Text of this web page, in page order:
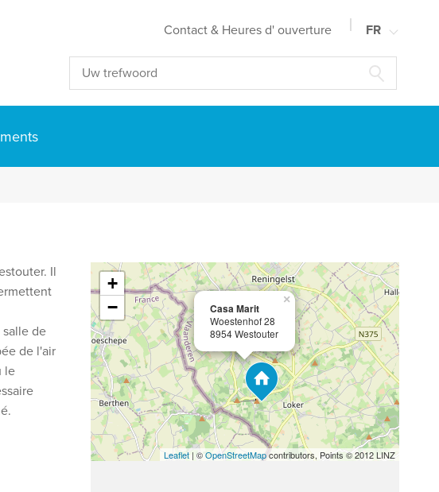
Contact & Heures d' ouverture FR
NL
Il
salle de
de l'air
le
Casa Marit
Woestenhof 28
8954 Westouter
×
+
−
Leaflet | ©OpenStreetMapcontributors, Points © 2012 LINZ